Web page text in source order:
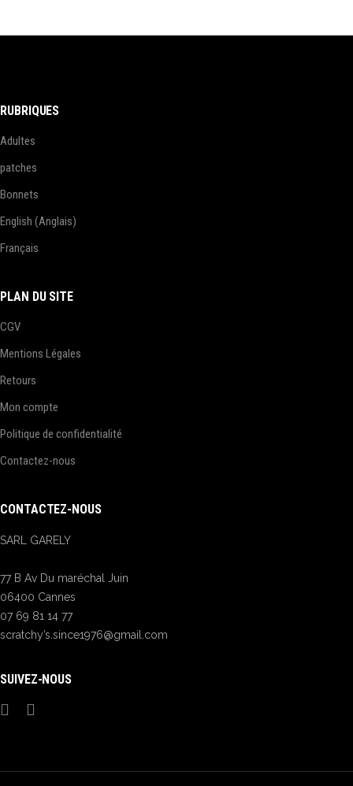
RUBRIQUES
Adultes
patches
Bonnets
English (Anglais)
Français
PLAN DU SITE
CGV
Mentions Légales
Retours
Mon compte
Politique de confidentialité
Contactez-nous
CONTACTEZ-NOUS
SARL GARELY
77 B Av Du maréchal Juin
06400 Cannes
07 69 81 14 77
scratchy’s.since1976@gmail.com
SUIVEZ-NOUS